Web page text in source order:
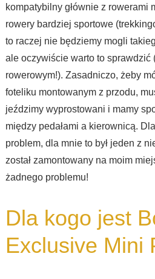
kompatybilny głównie z rowerami
rowery bardziej sportowe
to raczej nie będziemy mogli
ale oczywiście warto to
rowerowym!). Zasadniczo, żeby
foteliku montowanym z przodu,
jeździmy wyprostowani i mamy
między pedałami a kierownicą.
problem, dla mnie to był jeden z
został zamontowany na moim
żadnego problemu!
Dla kogo jest
Exclusive Mini